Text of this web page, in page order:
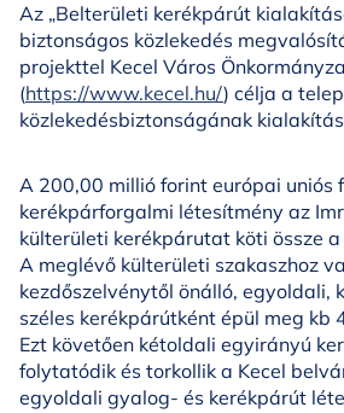
Az „Belterületi kerékpárút
biztonságos közlekedés
projekttel Kecel Város
(https://www.kecel.hu/) célja a
közlekedésbiztonságának
A 200,00 millió forint európai uniós
kerékpárforgalmi létesítmény az
külterületi kerékpárutat köti össze
A meglévő külterületi szakaszhoz
kezdőszelvénytől önálló, egyoldali,
széles kerékpárútként épül meg kb
Ezt követően kétoldali egyirányú
folytatódik és torkollik a Kecel
egyoldali gyalog- és kerékpárút